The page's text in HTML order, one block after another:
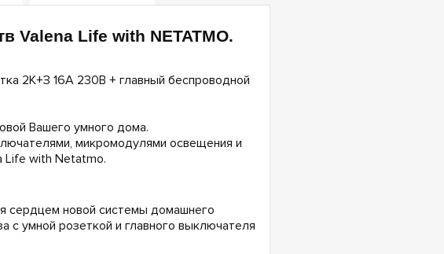
Valena Life with NETATMO.
2К+З 16А 230В + главный беспроводной
Вашего умного дома.
микромодулями освещения и
Life with Netatmo.
сердцем новой системы домашнего
умной розеткой и главного выключателя